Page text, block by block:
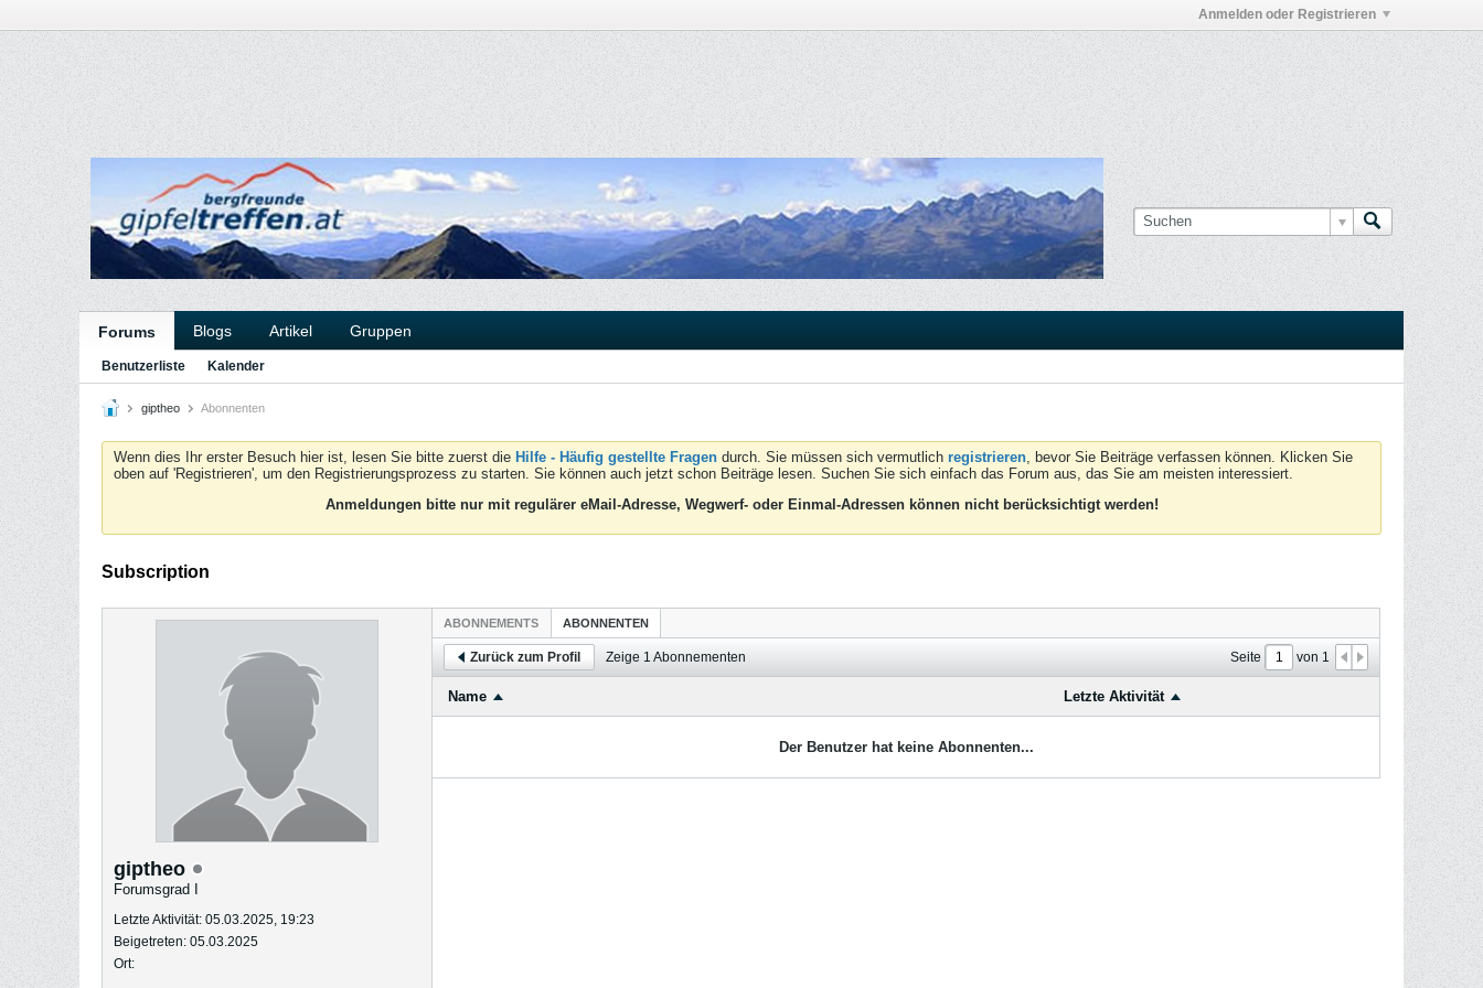
Anmelden oder Registrieren
Forums Blogs Artikel Gruppen
Benutzerliste Kalender
giptheo Abonnenten
Wenn dies Ihr erster Besuch hier ist, lesen Sie bitte zuerst die Hilfe - Häufig gestellte Fragen durch. Sie müssen sich vermutlich registrieren, bevor Sie Beiträge verfassen können. Klicken Sie
oben auf 'Registrieren', um den Registrierungsprozess zu starten. Sie können auch jetzt schon Beiträge lesen. Suchen Sie sich einfach das Forum aus, das Sie am meisten interessiert.
Anmeldungen bitte nur mit regulärer eMail-Adresse, Wegwerf- oder Einmal-Adressen können nicht berücksichtigt werden!
Subscription
giptheo
Forumsgrad I
Letzte Aktivität: 05.03.2025, 19:23
Beigetreten: 05.03.2025
Ort:
ABONNEMENTS ABONNENTEN
Zurück zum Profil Zeige 1Abonnementen Seite von 1
Name Letzte Aktivität
Der Benutzer hat keine Abonnenten...